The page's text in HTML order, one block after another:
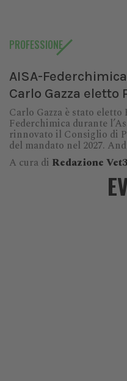
PROFESSIONE
AISA-
Carlo Gazza eletto
Carlo Gazza è stato
Federchimica durante
rinnovato il Consiglio di
del mandato nel 2027.
A cura di Redazione